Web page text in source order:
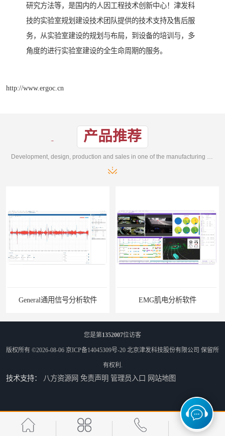
研究方法等，是国内的人因工程技术创新中心！津发科
技的实验室规划建设技术团队提供的技术支持及售后服
务，从实验室建设的规划与布局，到设备的培训与，多
角度的进行实验室建设的全生命周期的服务。
http://www.ergoc.cn
产品推荐
Development, design, production and sales in one of the manufacturing enterprises
General通用信号分析软件 EMG肌电分析软件
ErgoLAB人机环境同步云平台 OMS材料物理光学属性测量仪
您是第1352007位访客
版权所有 ©2026-08-06 京ICP备14045309号-20 北京津发科技股份有限公司 保留所
有权利.
技术支持： 八方资源网 免责声明 管理员入口 网站地图